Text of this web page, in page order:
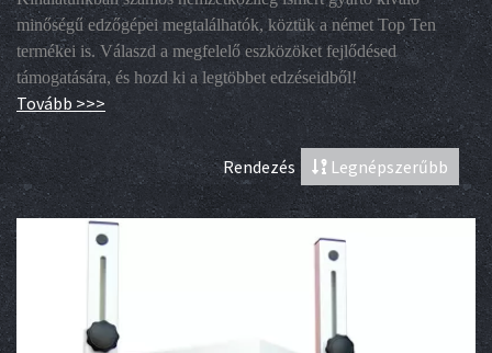
minőségű edzőgépei megtalálhatók, köztük a német Top Ten
termékei is. Válaszd a megfelelő eszközöket fejlődésed
támogatására, és hozd ki a legtöbbet edzéseidből!
Tovább >>>
Rendezés Legnépszerűbb